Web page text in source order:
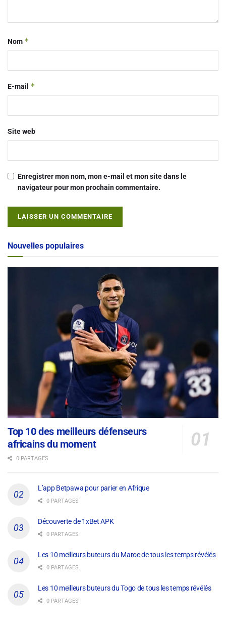
Nom *
E-mail *
Site web
Enregistrer mon nom, mon e-mail et mon site dans le
navigateur pour mon prochain commentaire.
Alternative:
Nouvelles populaires
Top 10 des meilleurs défenseurs
africains du moment
0 PARTAGES
L’app Betpawa pour parier en Afrique
0 PARTAGES
Découverte de 1xBet APK
0 PARTAGES
Les 10 meilleurs buteurs du Maroc de tous les temps révélés
0 PARTAGES
Les 10 meilleurs buteurs du Togo de tous les temps révélés
0 PARTAGES